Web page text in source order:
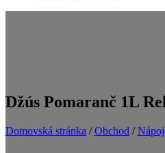
Džús Pomaranč 1L
Domovská stránka /Obchod /